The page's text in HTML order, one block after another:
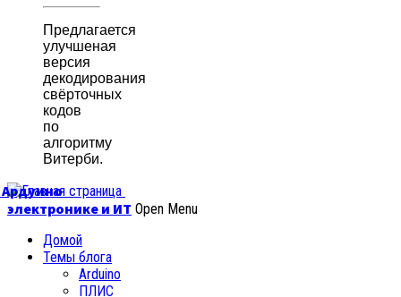
Предлагается
улучшеная
версия
декодирования
свёрточных
кодов
по
алгоритму
Витерби.
Ардуино
электронике и ИТ Open Menu
Домой
Темы блога
Arduino
ПЛИС